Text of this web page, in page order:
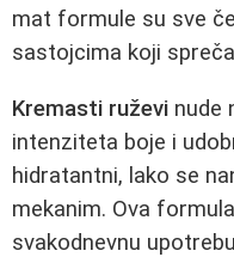
mat formule su sve
sastojcima koji
Kremasti ruževi nude
intenziteta boje i
hidratantni, lako se
mekanim. Ova
svakodnevnu